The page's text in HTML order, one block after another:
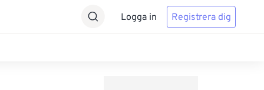
Logga in Registrera dig